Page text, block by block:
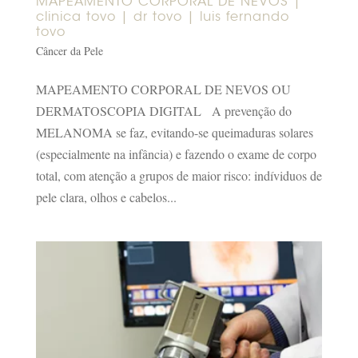
clinica tovo | dr tovo | luis fernando
tovo
Câncer da Pele
MAPEAMENTO CORPORAL DE NEVOS OU
DERMATOSCOPIA DIGITAL A prevenção do
MELANOMA se faz, evitando-se queimaduras solares
(especialmente na infância) e fazendo o exame de corpo
total, com atenção a grupos de maior risco: indíviduos de
pele clara, olhos e cabelos...